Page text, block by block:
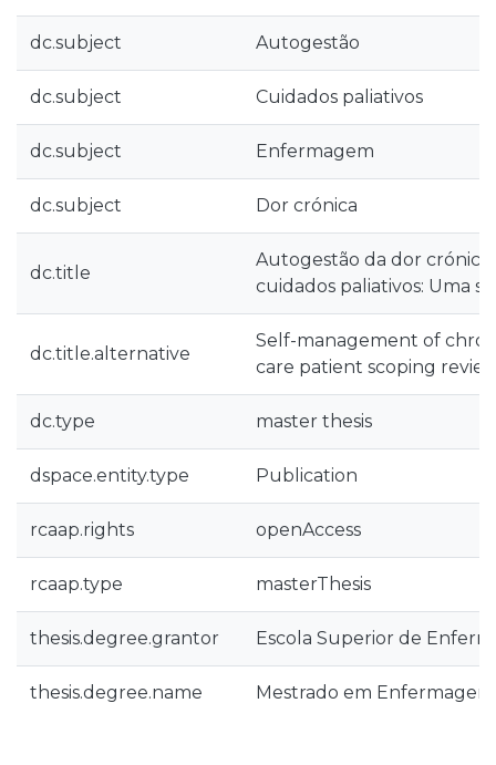
dc.subject Autogestão
dc.subject Cuidados paliativos
dc.subject Enfermagem
dc.subject Dor crónica
dc.title
Autogestão da dor
cuidados paliativos: Uma
dc.title.alternative
Self-management of
care patient scoping
dc.type master thesis
dspace.entity.type Publication
rcaap.rights openAccess
rcaap.type masterThesis
thesis.degree.grantor Escola Superior de
thesis.degree.name Mestrado em